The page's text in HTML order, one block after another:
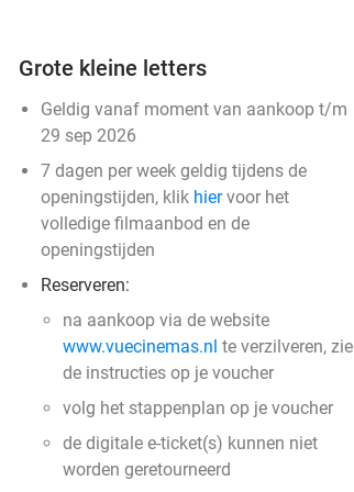
Grote kleine letters
Geldig vanaf moment van aankoop t/m
29 sep 2026
7 dagen per week geldig tijdens de
openingstijden, klik hiervoor het
volledige filmaanbod en de
openingstijden
Reserveren:
na aankoop via de website
www.vuecinemas.nl te verzilveren, zie
de instructies op je voucher
volg het stappenplan op je voucher
de digitale e-ticket(s) kunnen niet
worden geretourneerd